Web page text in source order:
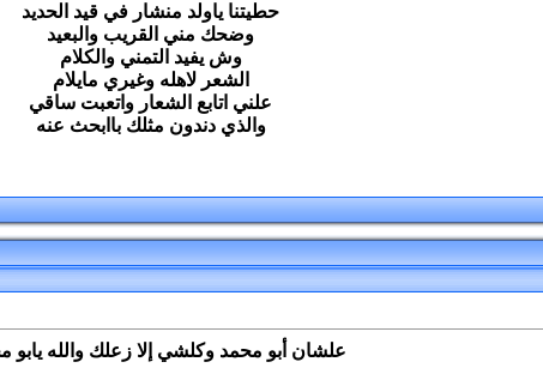
حطيتنا ياولد منشار في قيد الحديد
وضحك مني القريب والبعيد
وش يفيد التمني والكلام
الشعر لاهله وغيري مايلام
علني اتابع الشعار واتعبت ساقي
والذي دندون مثلك باابحث عنه
علشان أبو محمد وكلشي إلا زعلك والله يابو